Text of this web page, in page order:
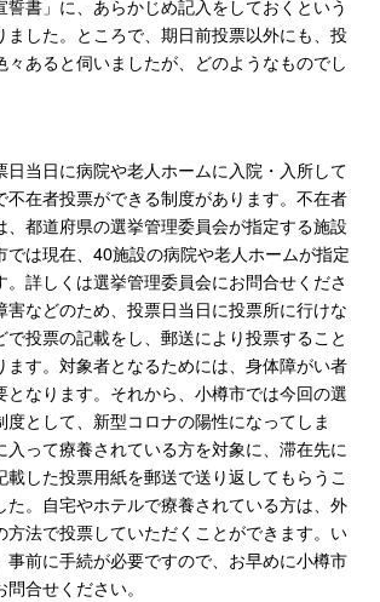
書」に、あらかじめ記入をしておくという
ました。ところで、期日前投票以外にも、投
々あると伺いましたが、どのようなものでし
日当日に病院や老人ホームに入院・入所して
不在者投票ができる制度があります。不在者
、都道府県の選挙管理委員会が指定する施設
では現在、40施設の病院や老人ホームが指定
詳しくは選挙管理委員会にお問合せくださ
害などのため、投票日当日に投票所に行けな
で投票の記載をし、郵送により投票すること
ます。対象者となるためには、身体障がい者
となります。それから、小樽市では今回の選
として、新型コロナの陽性になってしま
入って療養されている方を対象に、滞在先に
した投票用紙を郵送で送り返してもらうこ
た。自宅やホテルで療養されている方は、外
方法で投票していただくことができます。い
事前に手続が必要ですので、お早めに小樽市
合せください。